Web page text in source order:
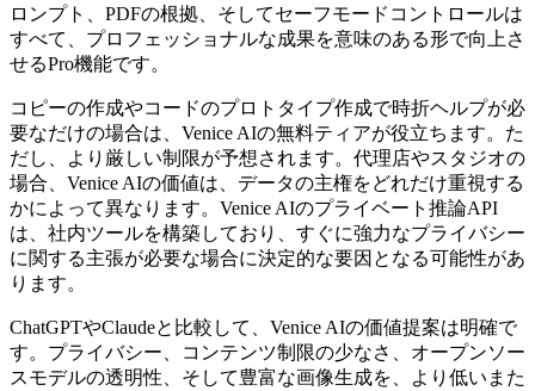
ロンプト、PDFの根拠、そしてセーフモードコントロールは
すべて、プロフェッショナルな成果を意味のある形で向上さ
せるPro機能です。
コピーの作成やコードのプロトタイプ作成で時折ヘルプが必
要なだけの場合は、Venice AIの無料ティアが役立ちます。た
だし、より厳しい制限が予想されます。代理店やスタジオの
場合、Venice AIの価値は、データの主権をどれだけ重視する
かによって異なります。Venice AIのプライベート推論API
は、社内ツールを構築しており、すぐに強力なプライバシー
に関する主張が必要な場合に決定的な要因となる可能性があ
ります。
ChatGPTやClaudeと比較して、Venice AIの価値提案は明確で
す。プライバシー、コンテンツ制限の少なさ、オープンソー
スモデルの透明性、そして豊富な画像生成を、より低いまた